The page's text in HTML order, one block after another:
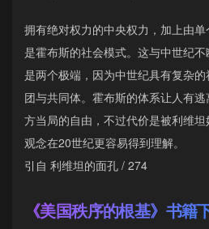
拥有绝对权力的中央权力，加上由
是霍布斯的社会模式。这与中世纪
是两个极端，因为中世纪具有复杂
团与共同体。霍布斯的体系让人有
方当局的自由，不过代价是被利维
观念在20世纪更容易得到理解。
引自 利维坦的面孔 / 274
《美国秩序的根基》书籍